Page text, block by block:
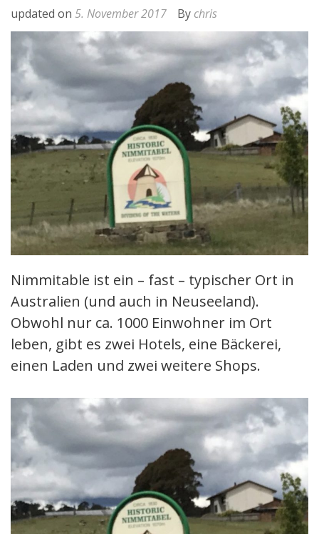
updated on 5. November 2017 By chris
Nimmitable ist ein – fast – typischer Ort in
Australien (und auch in Neuseeland).
Obwohl nur ca. 1000 Einwohner im Ort
leben, gibt es zwei Hotels, eine Bäckerei,
einen Laden und zwei weitere Shops.